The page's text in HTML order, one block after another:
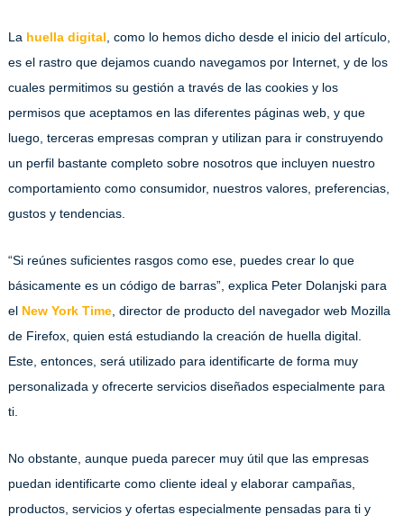
La huella digital , como lo hemos dicho desde el inicio del artículo,
es el rastro que dejamos cuando navegamos por Internet, y de los
cuales permitimos su gestión a través de las cookies y los
permisos que aceptamos en las diferentes páginas web, y que
luego, terceras empresas compran y utilizan para ir construyendo
un perfil bastante completo sobre nosotros que incluyen nuestro
comportamiento como consumidor, nuestros valores, preferencias,
gustos y tendencias.
“Si reúnes suficientes rasgos como ese, puedes crear lo que
básicamente es un código de barras”, explica Peter Dolanjski para
el New York Time, director de producto del navegador web Mozilla
de Firefox, quien está estudiando la creación de huella digital.
Este, entonces, será utilizado para identificarte de forma muy
personalizada y ofrecerte servicios diseñados especialmente para
ti.
No obstante, aunque pueda parecer muy útil que las empresas
puedan identificarte como cliente ideal y elaborar campañas,
productos, servicios y ofertas especialmente pensadas para ti y